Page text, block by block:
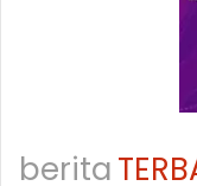
berita